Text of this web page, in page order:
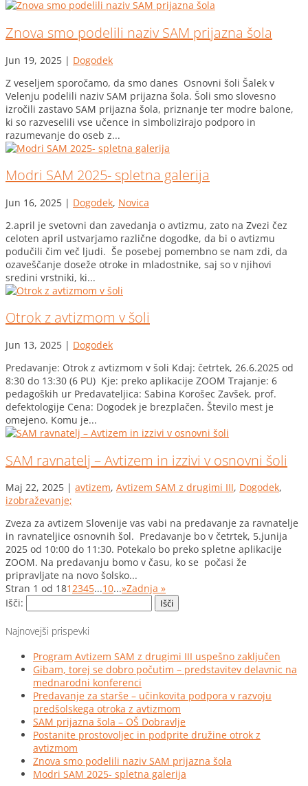
Znova smo podelili naziv SAM prijazna šola
Jun 19, 2025 | Dogodek
Z veseljem sporočamo, da smo danes Osnovni šoli Šalek v
Velenju podelili naziv SAM prijazna šola. Šoli smo slovesno
izročili zastavo SAM prijazna šola, priznanje ter modre balone,
ki so razveselili vse učence in simbolizirajo podporo in
razumevanje do oseb z...
Modri SAM 2025- spletna galerija
Jun 16, 2025 | Dogodek, Novica
2.april je svetovni dan zavedanja o avtizmu, zato na Zvezi čez
celoten april ustvarjamo različne dogodke, da bi o avtizmu
podučili čim več ljudi. Še posebej pomembno se nam zdi, da
ozaveščanje doseže otroke in mladostnike, saj so v njihovi
sredini vrstniki, ki...
Otrok z avtizmom v šoli
Jun 13, 2025 | Dogodek
Predavanje: Otrok z avtizmom v šoli Kdaj: četrtek, 26.6.2025 od
8:30 do 13:30 (6 PU) Kje: preko aplikacije ZOOM Trajanje: 6
pedagoških ur Predavateljica: Sabina Korošec Zavšek, prof.
defektologije Cena: Dogodek je brezplačen. Število mest je
omejeno. Komu je...
SAM ravnatelj – Avtizem in izzivi v osnovni šoli
Maj 22, 2025 | avtizem, Avtizem SAM z drugimi III, Dogodek,
izobraževanje;
Zveza za avtizem Slovenije vas vabi na predavanje za ravnatelje
in ravnateljice osnovnih šol. Predavanje bo v četrtek, 5.junija
2025 od 10:00 do 11:30. Potekalo bo preko spletne aplikacije
ZOOM. Na predavanju bomo v času, ko se počasi že
pripravljate na novo šolsko...
Stran 1 od 1812345...10...»Zadnja »
Išči:
Najnovejši prispevki
Program Avtizem SAM z drugimi III uspešno zaključen
Gibam, torej se dobro počutim – predstavitev delavnic na
mednarodni konferenci
Predavanje za starše – učinkovita podpora v razvoju
predšolskega otroka z avtizmom
SAM prijazna šola – OŠ Dobravlje
Postanite prostovoljec in podprite družine otrok z
avtizmom
Znova smo podelili naziv SAM prijazna šola
Modri SAM 2025- spletna galerija